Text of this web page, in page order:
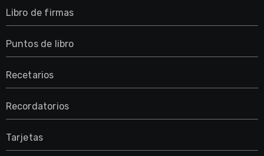
Libro de firmas
Puntos de libro
Recetarios
Recordatorios
Tarjetas